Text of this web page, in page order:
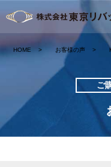
HOME お客様の声
ご